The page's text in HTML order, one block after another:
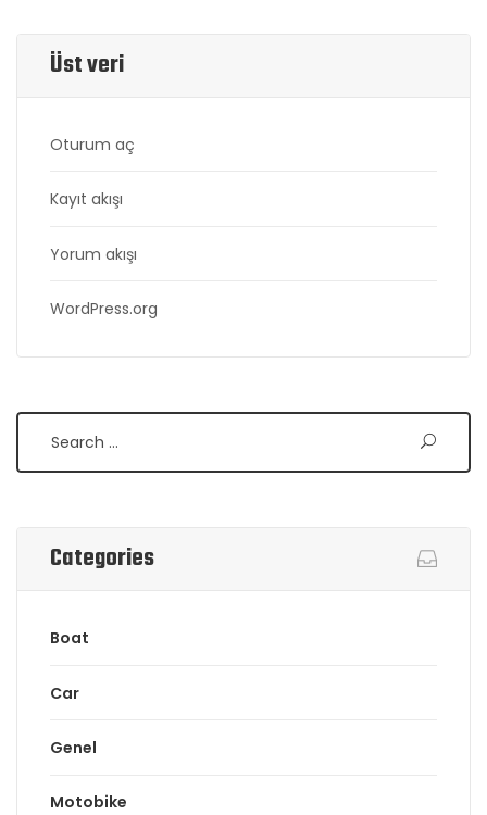
Üst veri
Oturum aç
Kayıt akışı
Yorum akışı
WordPress.org
Categories
Boat
Car
Genel
Motobike